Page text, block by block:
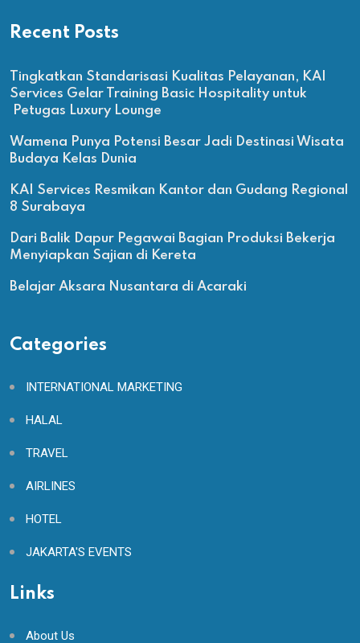
Recent Posts
Tingkatkan Standarisasi Kualitas Pelayanan, KAI
Services Gelar Training Basic Hospitality untuk
Petugas Luxury Lounge
Wamena Punya Potensi Besar Jadi Destinasi Wisata
Budaya Kelas Dunia
KAI Services Resmikan Kantor dan Gudang Regional
8 Surabaya
Dari Balik Dapur Pegawai Bagian Produksi Bekerja
Menyiapkan Sajian di Kereta
Belajar Aksara Nusantara di Acaraki
Categories
INTERNATIONAL MARKETING
HALAL
TRAVEL
AIRLINES
HOTEL
JAKARTA'S EVENTS
Links
About Us